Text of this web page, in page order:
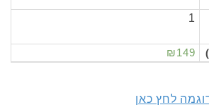
1
₪149
לחץ כאן